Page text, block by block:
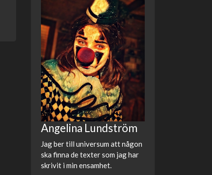
Angelina Lundström
Jag ber till universum att någon
ska finna de texter som jag har
skrivit i min ensamhet.